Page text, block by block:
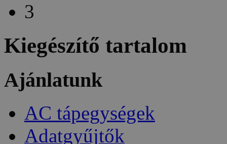
3
Kiegészítő tartalom
Ajánlatunk
AC tápegységek
Adatgyűjtők